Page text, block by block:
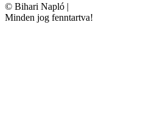
© Bihari Napló |
Minden jog fenntartva!